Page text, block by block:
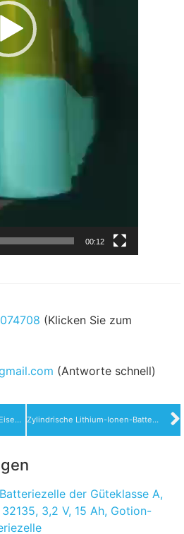
00:12
(Klicken Sie zum
(Antworte schnell)
Maßgeschneiderte Lithium-Eisenphosphat-48-V-Batterielösungen für Elektroroller Zylindrische Lithium-Ionen-Batteriezelle im 21700-Stil mit 3000 mAh
der Güteklasse A,
3,2 V, 15 Ah, Gotion-